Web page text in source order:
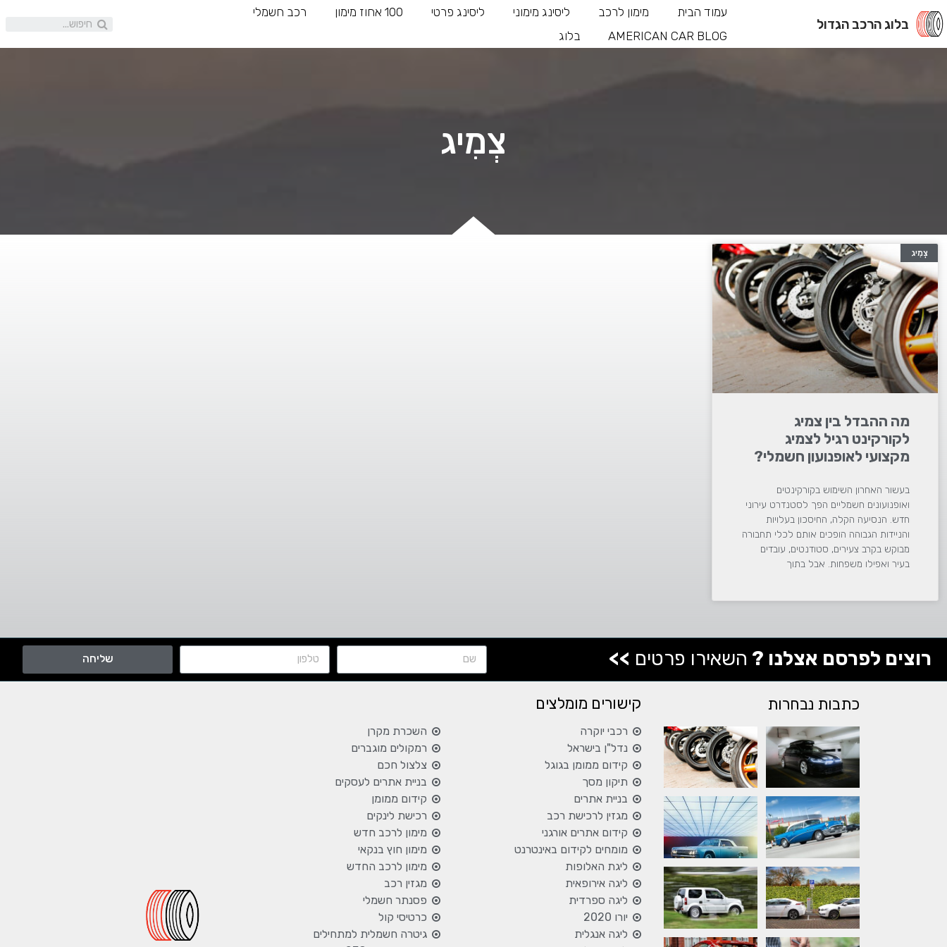
בלוג הרכב הגדול
עמוד הבית מימון לרכב ליסינג מימוני ליסינג פרטי 100 אחוז מימון
רכב חשמלי
AMERICAN CAR BLOG
בלוג
צְמִיג
צְמִיג
מה ההבדל בין צמיג
לקורקינט רגיל לצמיג
מקצועי לאופנועון חשמלי?
בעשור האחרון השימוש בקורקינטים
ואופנועונים חשמליים הפך לסטנדרט עירוני
חדש. הנסיעה הקלה, החיסכון בעלויות
והניידות הגבוהה הופכים אותם לכלי תחבורה
מבוקש בקרב צעירים, סטודנטים, עובדים
בעיר ואפילו משפחות. אבל בתוך
רוצים לפרסם אצלנו ? השאירו פרטים >> שליחה
כתבות נבחרות קישורים מומלצים
רכבי יוקרה
נדל"ן בישראל
קידום ממומן בגוגל
תיקון מסך
בניית אתרים
מגזין לרכישת רכב
קידום אתרים אורגני
מומחים לקידום באינטרנט
ליגת האלופות
ליגה אירופאית
ליגה ספרדית
יורו 2020
ליגה אנגלית
השכרת מקרן
רמקולים מוגברים
צלצול חכם
בניית אתרים לעסקים
קידום ממומן
רכישת לינקים
מימון לרכב חדש
מימון חוץ בנקאי
מימון לרכב החדש
מגזין רכב
פסנתר חשמלי
כרטיסי קול
גיטרה חשמלית למתחילים